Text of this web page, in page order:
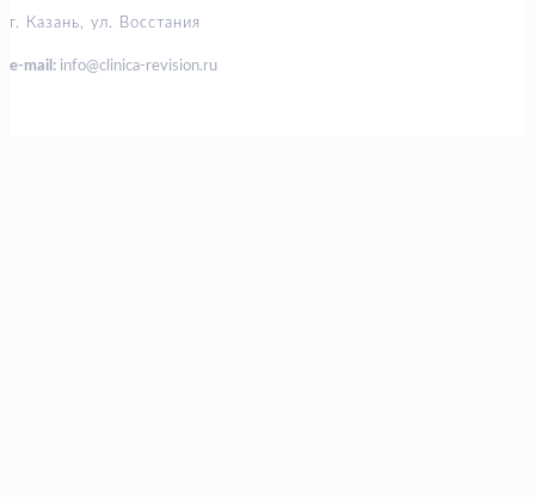
г. Казань, ул. Восстания
e-mail: info@clinica-revision.ru